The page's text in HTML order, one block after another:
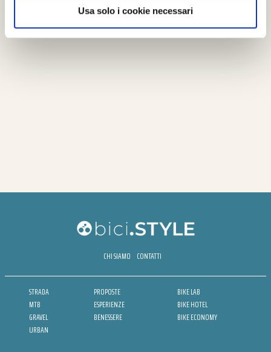
Usa solo i cookie necessari
CHI SIAMO CONTATTI
STRADA
MTB
GRAVEL
URBAN
PROPOSTE
ESPERIENZE
BENESSERE
BIKE LAB
BIKE HOTEL
BIKE ECONOMY